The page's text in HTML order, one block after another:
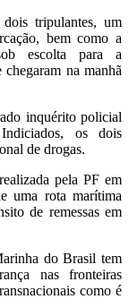
tripulantes, um
bem como a
escolta para a
na manhã
inquérito policial
os dois
de drogas.
pela PF em
uma rota marítima
de remessas em
do Brasil tem
nas fronteiras
como é